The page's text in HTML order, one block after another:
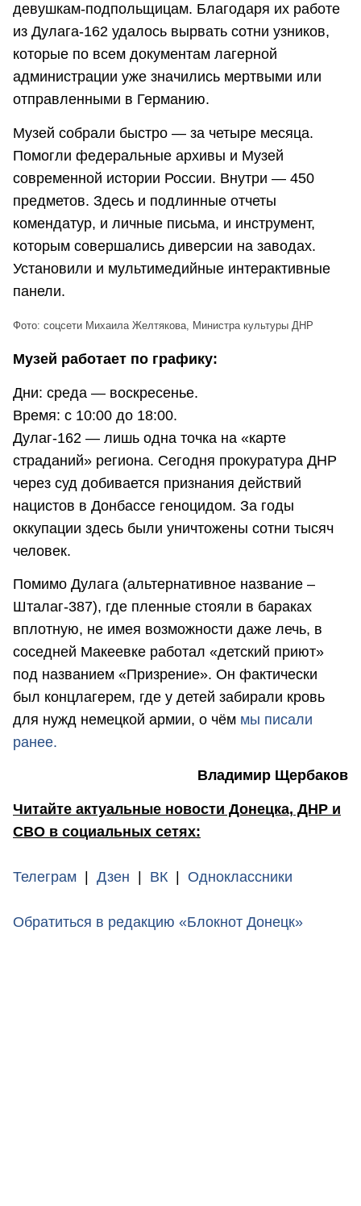
девушкам-подпольщицам. Благодаря их работе
из Дулага-162 удалось вырвать сотни узников,
которые по всем документам лагерной
администрации уже значились мертвыми или
отправленными в Германию.
Музей собрали быстро — за четыре месяца.
Помогли федеральные архивы и Музей
современной истории России. Внутри — 450
предметов. Здесь и подлинные отчеты
комендатур, и личные письма, и инструмент,
которым совершались диверсии на заводах.
Установили и мультимедийные интерактивные
панели.
Фото: соцсети Михаила Желтякова, Министра культуры ДНР
Музей работает по графику:
Дни: среда — воскресенье.
Время: с 10:00 до 18:00.
Дулаг-162 — лишь одна точка на «карте
страданий» региона. Сегодня прокуратура ДНР
через суд добивается признания действий
нацистов в Донбассе геноцидом. За годы
оккупации здесь были уничтожены сотни тысяч
человек.
Помимо Дулага (альтернативное название –
Шталаг-387), где пленные стояли в бараках
вплотную, не имея возможности даже лечь, в
соседней Макеевке работал «детский приют»
под названием «Призрение». Он фактически
был концлагерем, где у детей забирали кровь
для нужд немецкой армии, о чём мы писали
ранее.
Владимир Щербаков
Читайте актуальные новости Донецка, ДНР и
СВО в социальных сетях:
Телеграм | Дзен | ВК | Одноклассники
Обратиться в редакцию «Блокнот Донецк»